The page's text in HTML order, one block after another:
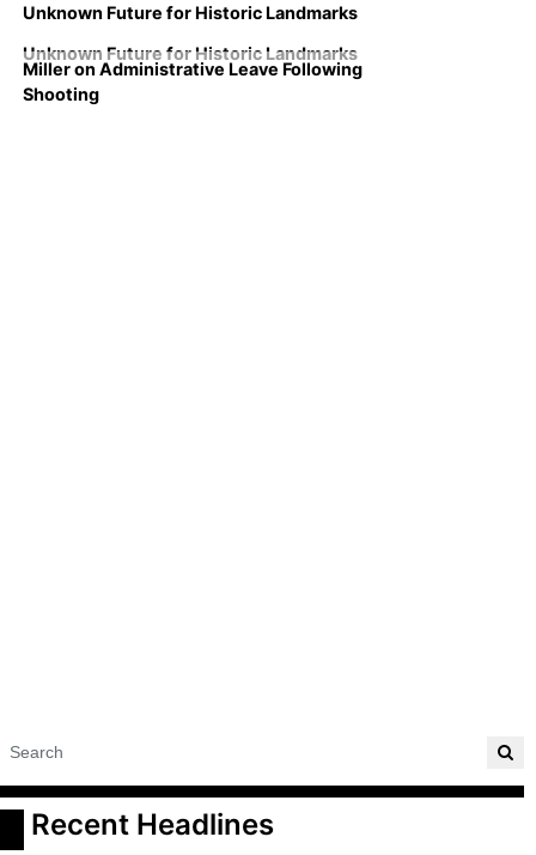
Unknown Future for Historic Landmarks
Unknown Future for Historic Landmarks
Miller on Administrative Leave Following
Shooting
Recent Headlines